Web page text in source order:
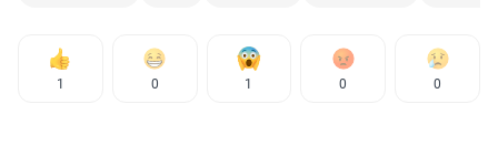
1 0 1 0 0